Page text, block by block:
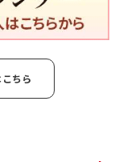
ちら